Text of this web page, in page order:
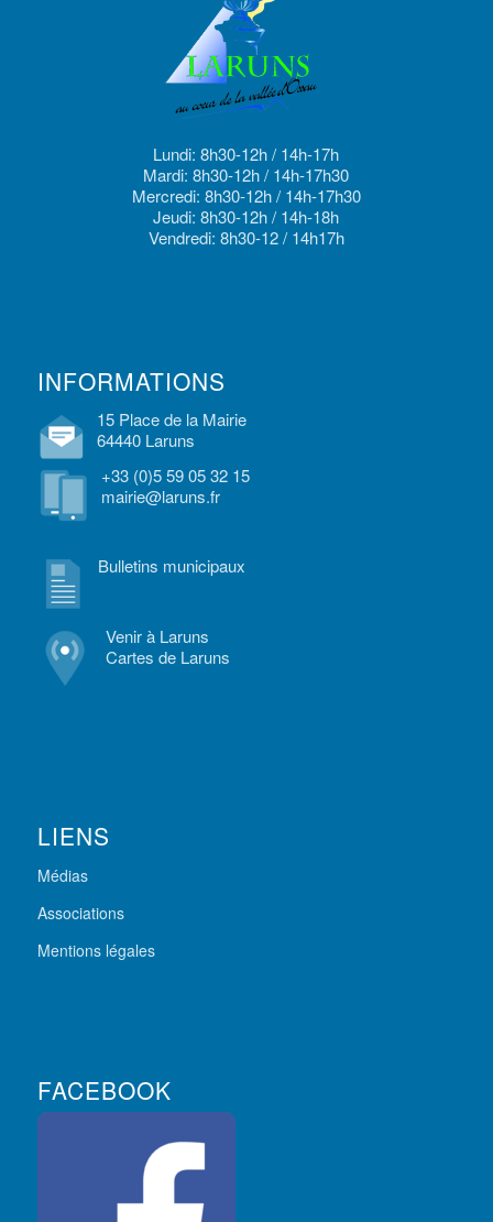
Lundi: 8h30-12h / 14h-17h
Mardi: 8h30-12h / 14h-17h30
Mercredi: 8h30-12h / 14h-17h30
Jeudi: 8h30-12h / 14h-18h
Vendredi: 8h30-12 / 14h17h
INFORMATIONS
15 Place de la Mairie
64440 Laruns
+33 (0)5 59 05 32 15
mairie@laruns.fr
Bulletins municipaux
Venir à Laruns
Cartes de Laruns
LIENS
Médias
Associations
Mentions légales
FACEBOOK